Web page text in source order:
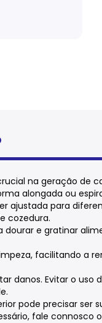
na geração de
alongada ou
ajustada para
cozedura.
e gratinar
facilitando a
danos. Evitar o
pode precisar
fale